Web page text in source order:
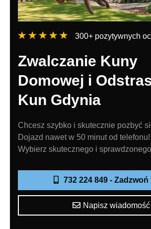
300+ pozytywnych
Zwalczanie Kuny
Domowej i
Kun Gdynia
Chcesz szybko i skutecznie pozbyć
Dojazd nawet w 50 minut od telefonu!
Wybierz skutecznego i
732 224 849 - Zadzwoń
Napisz wiadomość